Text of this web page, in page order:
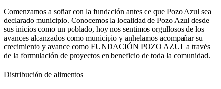
Comenzamos a soñar con la fundación antes de que Pozo Azul sea
declarado municipio. Conocemos la localidad de Pozo Azul desde
sus inicios como un poblado, hoy nos sentimos orgullosos de los
avances alcanzados como municipio y anhelamos acompañar su
crecimiento y avance como FUNDACIÓN POZO AZUL a través
de la formulación de proyectos en beneficio de toda la comunidad.
Distribución de alimentos